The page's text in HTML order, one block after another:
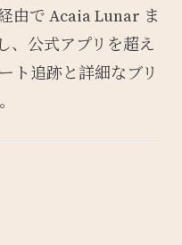
由で Acaia Lunar ま
、公式アプリを超え
ト追跡と詳細なブリ